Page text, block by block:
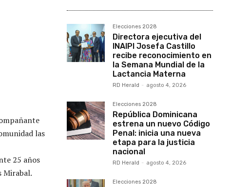
las
25 años
Mirabal.
Elecciones 2028
Directora ejecutiva del
INAIPI Josefa Castillo
recibe reconocimiento en
la Semana Mundial de la
Lactancia Materna
RD Herald - agosto 4, 2026
Elecciones 2028
República Dominicana
estrena un nuevo Código
Penal: inicia una nueva
etapa para la justicia
nacional
RD Herald - agosto 4, 2026
Elecciones 2028